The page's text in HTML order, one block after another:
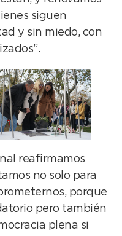
siguen
y sin miedo, con
reafirmamos
no solo para
porque
pero también
plena si